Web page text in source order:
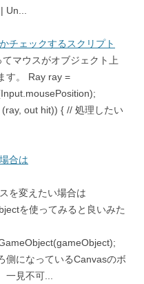
チェックするスクリプト
マウスがオブジェクト上
す。 Ray ray =
out hit)) { // 処理したい
合は
を変えたい場合は
を使ってみると良いみた
側になっているCanvasのボ
見不可...